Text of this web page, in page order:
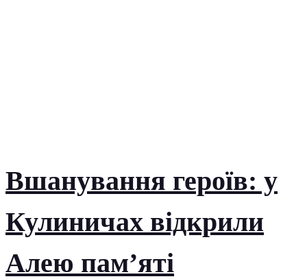
Вшанування героїв: у
Кулиничах відкрили
Алею пам’яті